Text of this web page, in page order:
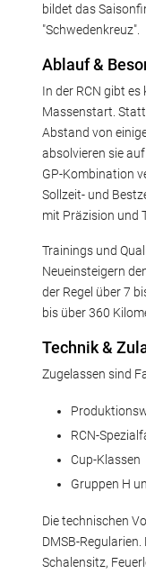
bildet das
"Schwedenkreuz".
Ablauf &
In der RCN gibt
Massenstart.
Abstand von
absolvieren sie
GP-Kombination
Sollzeit- und
mit Präzision und
Trainings und
Neueinsteigern
der Regel über 7
bis über 360
Technik &
Zugelassen sind
RCN-
Cup-Klassen
Gruppen H
Die technischen
DMSB-
Schalensitz,